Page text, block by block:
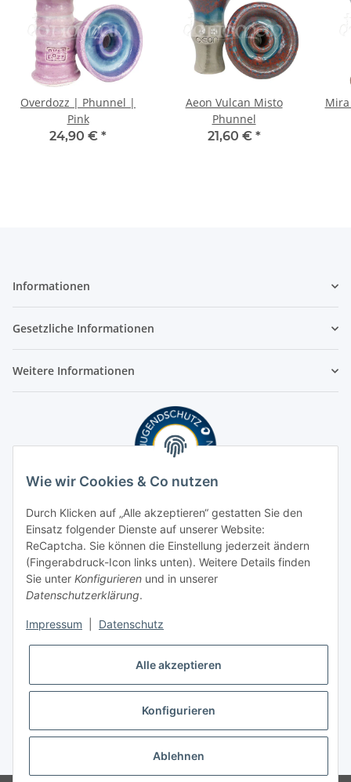
Overdozz | Phunnel |
Pink
24,90 € *
Aeon Vulcan Misto
Phunnel
21,60 € *
Informationen
Gesetzliche Informationen
Weitere Informationen
* Alle Preise inkl. gesetzlicher USt., zzgl.Versand
Wie wir Cookies & Co nutzen
Durch Klicken auf „Alle akzeptieren“ gestatten Sie den
Einsatz folgender Dienste auf unserer Website:
ReCaptcha. Sie können die Einstellung jederzeit ändern
(Fingerabdruck-Icon links unten). Weitere Details finden
Sie unter Konfigurieren und in unserer
Datenschutzerklärung.
Impressum Datenschutz
Alle akzeptieren
Konfigurieren
Ablehnen